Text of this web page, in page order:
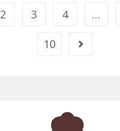
2 3 4 …
10